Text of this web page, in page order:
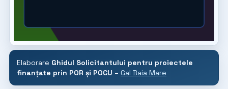
Elaborare Ghidul Solicitantului pentru proiectele
finanțate prin POR și POCU – Gal Baia Mare